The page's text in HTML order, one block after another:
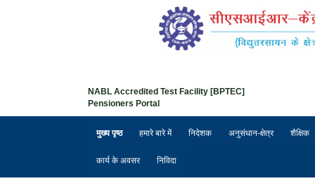
NABL Accredited Test Facility [BPTEC]
Pensioners Portal
मुख्य पृष्ठ हमारे बारे में निदेशक अनुसंधान-क्षेत्र शैक्षिक
कार्य के अवसर निविदा